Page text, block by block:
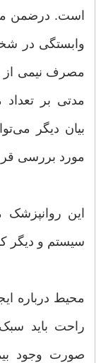
است. درضمن
وابستگی در
مصرف نیمی از
مدتی بر
بیان دیگر
مورد بررسی
این
سیستم و دیگر
محیط درباره
راحت باید سبک
صورت وجود